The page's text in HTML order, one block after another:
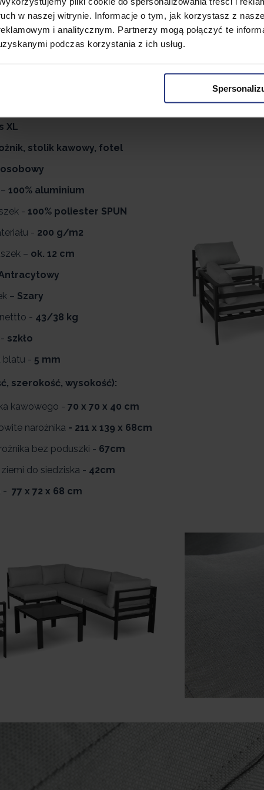
w naszej witrynie. Informacje o tym, jak korzystasz z
i analitycznym. Partnerzy mogą połączyć te
podczas korzystania z ich usług.
na ochronę mebli są pokrowce na meble ogrodowe, w
Poduszki można schować w skrzyniach
XL
stolik kawowy, fotel
100% aluminium
- 100% poliester SPUN
- 200 g/m2
– ok. 12 cm
– Szary
- 43/38 kg
szkło
blatu - 5 mm
szerokość, wysokość):
kawowego - 70 x 70 x 40 cm
narożnika - 211 x 139 x 68cm
bez poduszki - 67cm
do siedziska - 42cm
- 77 x 72 x 68 cm